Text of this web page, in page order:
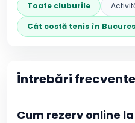
Toate cluburile
Cât costă tenis în
Întrebări frecvente
Cum rezerv online